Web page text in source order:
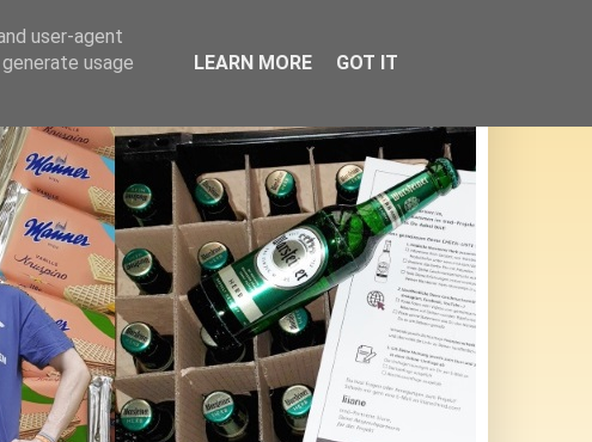
user-agent
usage
LEARN MORE GOT IT